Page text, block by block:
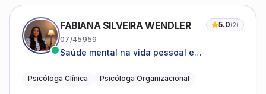
FABIANA SILVEIRA WENDLER 5.0(2)
07/45959
Saúde mental na vida pessoal e
Psicóloga Clínica Psicóloga Organizacional